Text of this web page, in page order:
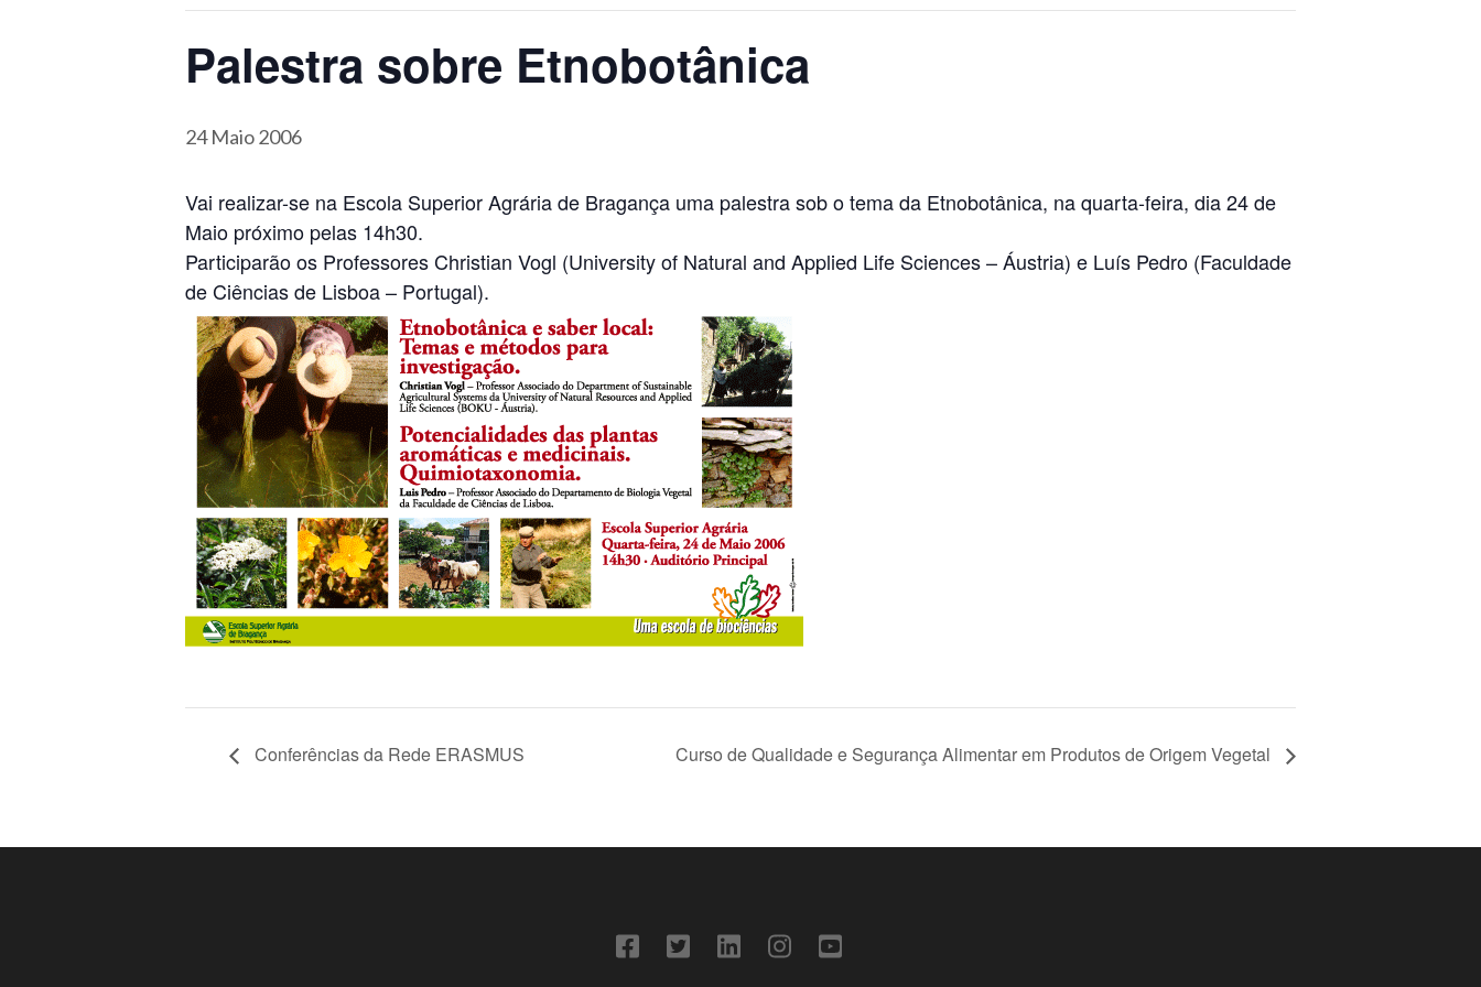
Palestra sobre Etnobotânica
24 Maio 2006
Vai realizar-se na Escola Superior Agrária de Bragança uma palestra sob o tema da Etnobotânica, na quarta-feira, dia 24 de
Maio próximo pelas 14h30.
Participarão os Professores Christian Vogl (University of Natural and Applied Life Sciences – Áustria) e Luís Pedro (Faculdade
de Ciências de Lisboa – Portugal).
Conferências da Rede ERASMUS Curso de Qualidade e Segurança Alimentar em Produtos de Origem Vegetal